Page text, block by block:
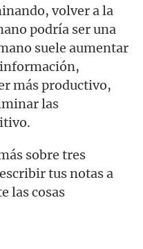
volver a la
podría ser una
suele aumentar
más productivo,
las
sobre tres
tus notas a
las cosas